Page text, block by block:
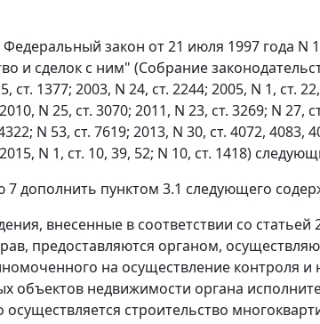
Федеральный закон от 21 июля 1997 года
и сделок с ним" (Собрание
ст. 1377; 2003, N 24, ст. 2244; 2005, N 1, ст.
N 25, ст. 3070; 2011, N 23, ст. 3269; N 27,
N 53, ст. 7619; 2013, N 30, ст. 4072, 4083,
N 1, ст. 10, 39, 52; N 10, ст. 1418)
7 дополнить пунктом 3.1 следующего
внесенные в соответствии со
предоставляются органом,
на осуществление контроля и
объектов недвижимости органа
осуществляется строительство